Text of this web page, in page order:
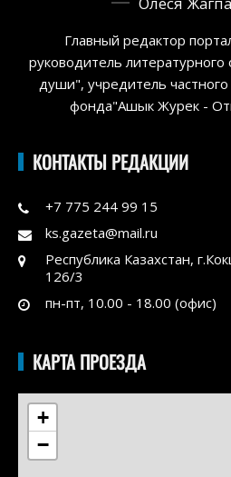
Главный редактор
руководитель
души", учредитель
фонда"Ашык Журек -
КОНТАКТЫ РЕДАКЦИИ
+7 775 244 99 15
ks.gazeta@mail.ru
Республика Казахстан,
126/3
пн-пт, 10.00 - 18.00 (офис)
КАРТА ПРОЕЗДА
+
−